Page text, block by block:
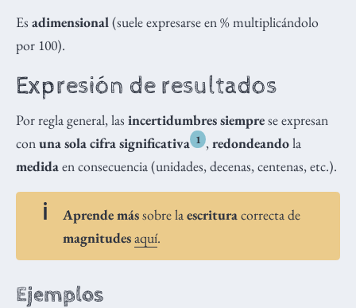
Es adimensional(suele expresarse en % multiplicándolo
por 100).
Expresión de resultados
Por regla general, las incertidumbres siemprese expresan
conuna sola cifra significativa 1 ,redondeandola
medidaen consecuencia (unidades, decenas, centenas, etc.).
Aprende mássobre laescrituracorrecta de
magnitudesaquí.
Ejemplos